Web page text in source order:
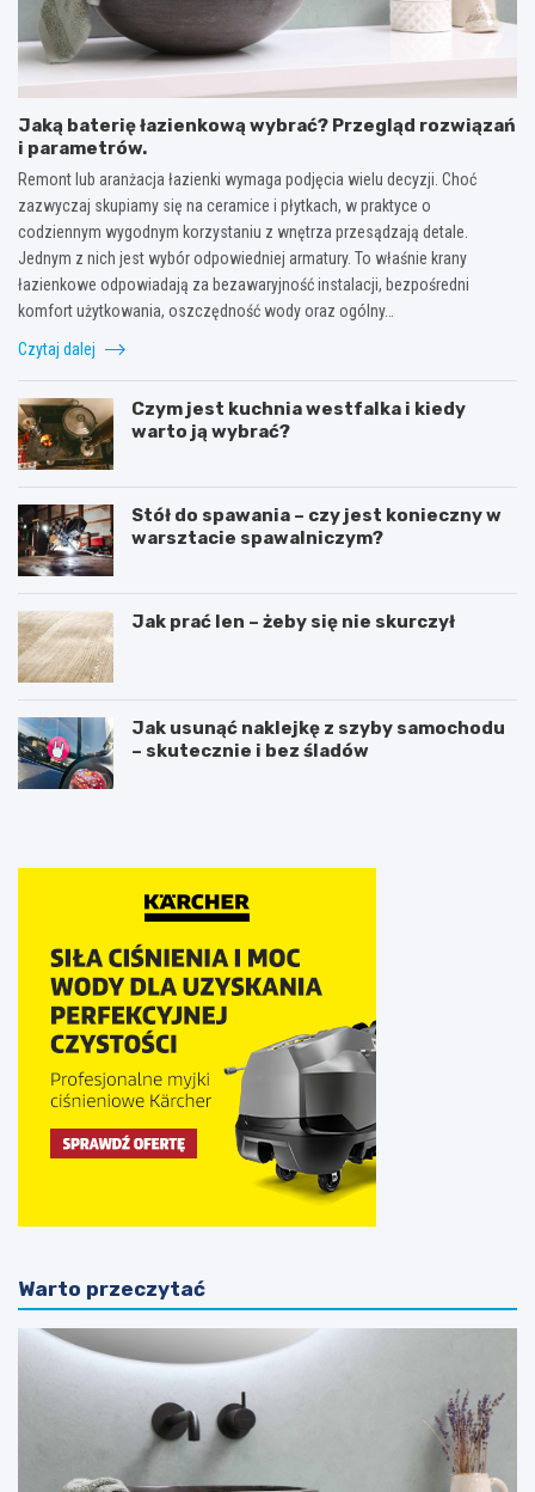
Jaką baterię łazienkową wybrać? Przegląd rozwiązań
i parametrów.
Remont lub aranżacja łazienki wymaga podjęcia wielu decyzji. Choć
zazwyczaj skupiamy się na ceramice i płytkach, w praktyce o
codziennym wygodnym korzystaniu z wnętrza przesądzają detale.
Jednym z nich jest wybór odpowiedniej armatury. To właśnie krany
łazienkowe odpowiadają za bezawaryjność instalacji, bezpośredni
komfort użytkowania, oszczędność wody oraz ogólny…
Czytaj dalej
Czym jest kuchnia westfalka i kiedy
warto ją wybrać?
Stół do spawania – czy jest konieczny w
warsztacie spawalniczym?
Jak prać len – żeby się nie skurczył
Jak usunąć naklejkę z szyby samochodu
– skutecznie i bez śladów
Warto przeczytać